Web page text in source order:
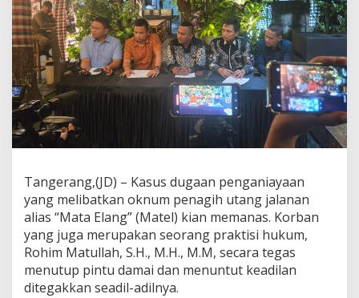
1
P
e
n
g
a
a
p
T
e
m
p
u
h
Tangerang,(JD) – Kasus dugaan penganiayaan
yang melibatkan oknum penagih utang jalanan
alias “Mata Elang” (Matel) kian memanas. Korban
yang juga merupakan seorang praktisi hukum,
Rohim Matullah, S.H., M.H., M.M, secara tegas
menutup pintu damai dan menuntut keadilan
ditegakkan seadil-adilnya.